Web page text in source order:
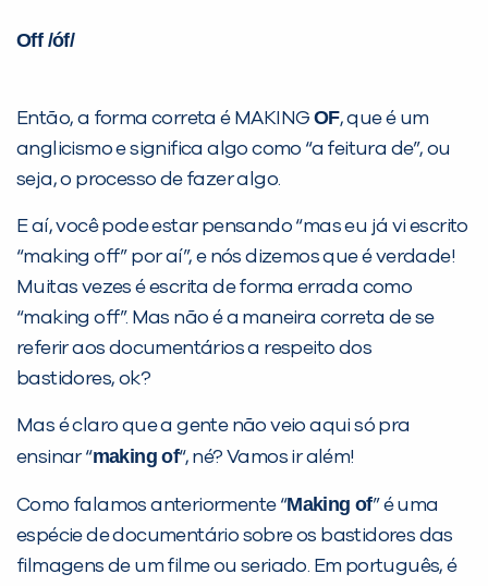
Off /óf/
Então, a forma correta é MAKING OF, que é um
anglicismo e significa algo como “a feitura de”, ou
seja, o processo de fazer algo.
E aí, você pode estar pensando “mas eu já vi escrito
“making off” por aí”, e nós dizemos que é verdade!
Muitas vezes é escrita de forma errada como
“making off”. Mas não é a maneira correta de se
referir aos documentários a respeito dos
bastidores, ok?
Mas é claro que a gente não veio aqui só pra
ensinar “making of“, né? Vamos ir além!
Como falamos anteriormente “Making of” é uma
espécie de documentário sobre os bastidores das
filmagens de um filme ou seriado. Em português, é